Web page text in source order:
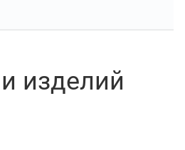
изделий